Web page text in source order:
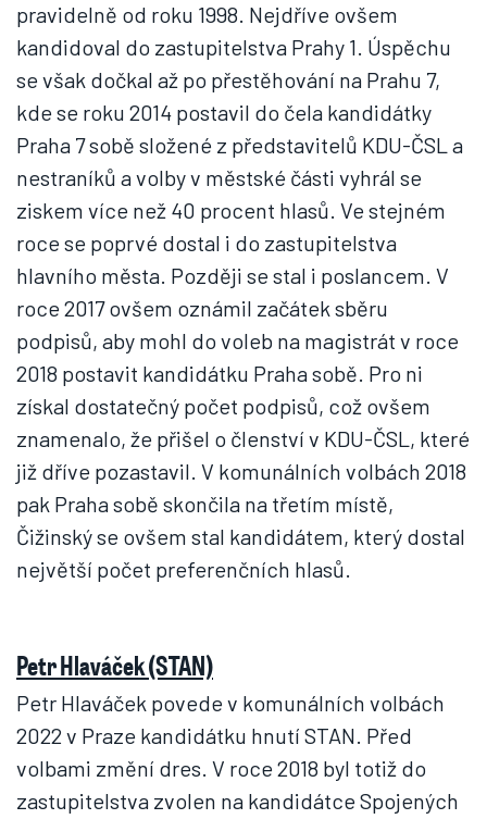
pravidelně od roku 1998. Nejdříve ovšem
kandidoval do zastupitelstva Prahy 1. Úspěchu
se však dočkal až po přestěhování na Prahu 7,
kde se roku 2014 postavil do čela kandidátky
Praha 7 sobě složené z představitelů KDU-ČSL a
nestraníků a volby v městské části vyhrál se
ziskem více než 40 procent hlasů. Ve stejném
roce se poprvé dostal i do zastupitelstva
hlavního města. Později se stal i poslancem. V
roce 2017 ovšem oznámil začátek sběru
podpisů, aby mohl do voleb na magistrát v roce
2018 postavit kandidátku Praha sobě. Pro ni
získal dostatečný počet podpisů, což ovšem
znamenalo, že přišel o členství v KDU-ČSL, které
již dříve pozastavil. V komunálních volbách 2018
pak Praha sobě skončila na třetím místě,
Čižinský se ovšem stal kandidátem, který dostal
největší počet preferenčních hlasů.
Petr Hlaváček (STAN)
Petr Hlaváček povede v komunálních volbách
2022 v Praze kandidátku hnutí STAN. Před
volbami změní dres. V roce 2018 byl totiž do
zastupitelstva zvolen na kandidátce Spojených